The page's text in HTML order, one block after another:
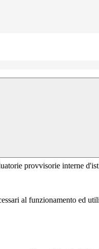
provvisorie interne
al funzionamento ed